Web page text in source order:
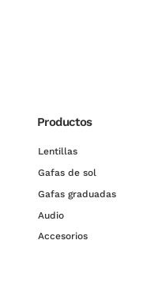
Productos
Lentillas
Gafas de sol
Gafas graduadas
Audio
Accesorios